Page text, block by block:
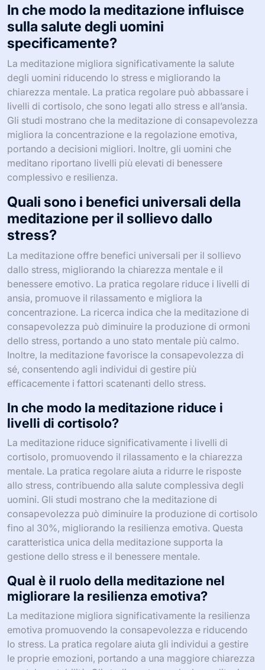
In che modo la meditazione influisce
sulla salute degli uomini
specificamente?
La meditazione migliora significativamente la salute
degli uomini riducendo lo stress e migliorando la
chiarezza mentale. La pratica regolare può abbassare i
livelli di cortisolo, che sono legati allo stress e all’ansia.
Gli studi mostrano che la meditazione di consapevolezza
migliora la concentrazione e la regolazione emotiva,
portando a decisioni migliori. Inoltre, gli uomini che
meditano riportano livelli più elevati di benessere
complessivo e resilienza.
Quali sono i benefici universali della
meditazione per il sollievo dallo
stress?
La meditazione offre benefici universali per il sollievo
dallo stress, migliorando la chiarezza mentale e il
benessere emotivo. La pratica regolare riduce i livelli di
ansia, promuove il rilassamento e migliora la
concentrazione. La ricerca indica che la meditazione di
consapevolezza può diminuire la produzione di ormoni
dello stress, portando a uno stato mentale più calmo.
Inoltre, la meditazione favorisce la consapevolezza di
sé, consentendo agli individui di gestire più
efficacemente i fattori scatenanti dello stress.
In che modo la meditazione riduce i
livelli di cortisolo?
La meditazione riduce significativamente i livelli di
cortisolo, promuovendo il rilassamento e la chiarezza
mentale. La pratica regolare aiuta a ridurre le risposte
allo stress, contribuendo alla salute complessiva degli
uomini. Gli studi mostrano che la meditazione di
consapevolezza può diminuire la produzione di cortisolo
fino al 30%, migliorando la resilienza emotiva. Questa
caratteristica unica della meditazione supporta la
gestione dello stress e il benessere mentale.
Qual è il ruolo della meditazione nel
migliorare la resilienza emotiva?
La meditazione migliora significativamente la resilienza
emotiva promuovendo la consapevolezza e riducendo
lo stress. La pratica regolare aiuta gli individui a gestire
le proprie emozioni, portando a una maggiore chiarezza